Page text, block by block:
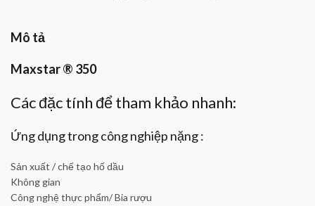
Mô tả
Maxstar ® 350
Các đặc tính để tham khảo nhanh:
Ứng dụng trong công nghiệp nặng :
Sản xuất / chế tạo hố dầu
Không gian
Công nghệ thực phẩm/ Bia rượu